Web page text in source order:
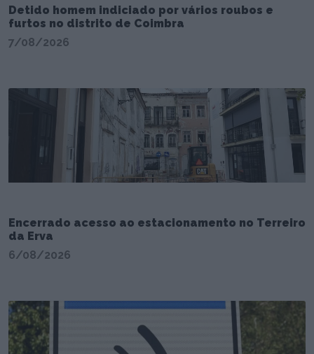
Detido homem indiciado por vários roubos e
furtos no distrito de Coimbra
7/08/2026
Encerrado acesso ao estacionamento no Terreiro
da Erva
6/08/2026